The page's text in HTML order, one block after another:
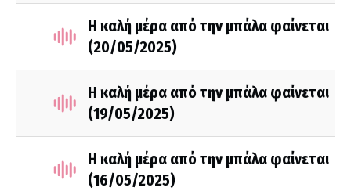
Η καλή μέρα από την μπάλα φαίνεται
(20/05/2025)
Η καλή μέρα από την μπάλα φαίνεται
(19/05/2025)
Η καλή μέρα από την μπάλα φαίνεται
(16/05/2025)